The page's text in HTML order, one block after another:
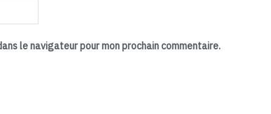
le navigateur pour mon prochain commentaire.